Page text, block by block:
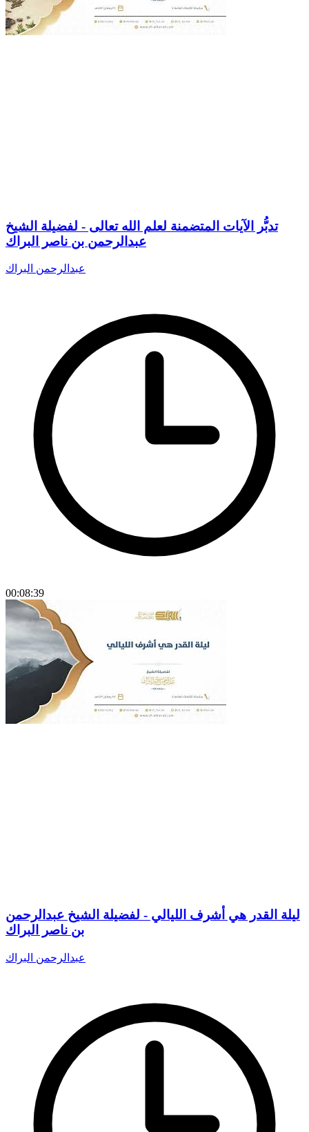
تدبُّر الآيات المتضمنة لعلم الله تعالى - لفضيلة الشيخ
عبدالرحمن بن ناصر البراك
عبدالرحمن البراك
00:08:39
ليلة القدر هي أشرف الليالي - لفضيلة الشيخ عبدالرحمن
بن ناصر البراك
عبدالرحمن البراك